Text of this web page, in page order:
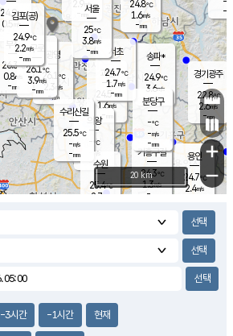
과천
24.5℃
1.6m/s
- mm
용인
24.7℃
2.4m/s
경기광주
22.8℃
2.6m/s
-mm
1.6m/s
-
의왕
- ℃
m/s
mm
24.9℃
0.5 m/s
mm
광명
26.1
℃
2.3 m/s
-mm
부천
26.3℃
0.8m/s
-mm
구로
26.1℃
3.9m/s
-mm
2.9 m/s
- mm
24.8℃
1.6m/s
-mm
송파*
24.9℃
3.6m/s
-mm
서초
24.7℃
1.7m/s
-mm
기흥구갈
24.3℃
1.3m/s
-
수리산길
25.5℃
-m/s
-mm
분당구
-℃
-m/s
-mm
김포(공)
24.9℃
2.2m/s
-mm
수원
25.4℃
2.7 m/s
서울
25℃
3.8m/s
-mm
+
−
20 km
-3시간 -1시간 현재